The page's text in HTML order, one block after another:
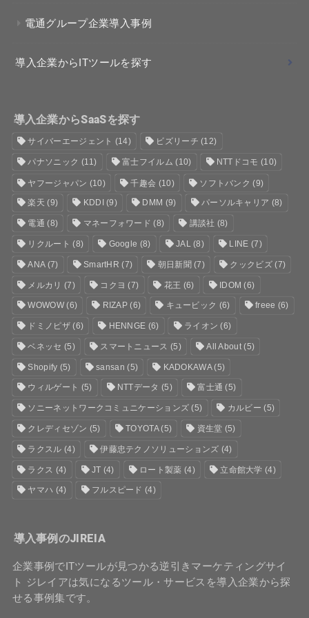
電通グループ企業導入事例
導入企業からITツールを探す
導入企業からSaaSを探す
サイバーエージェント (14) ビズリーチ (12)
パナソニック (11) 富士フイルム (10) NTTドコモ (10)
ヤフージャパン (10) 千趣会 (10) ソフトバンク (9)
楽天 (9) KDDI (9) DMM (9) パーソルキャリア (8)
電通 (8) マネーフォワード (8) 講談社 (8)
リクルート (8) Google (8) JAL(8) LINE (7)
ANA(7) SmartHR (7) 朝日新聞 (7) クックビズ(7)
メルカリ (7) コクヨ (7) 花王 (6) IDOM (6)
WOWOW(6) RIZAP (6) キュービック (6) freee (6)
ドミノピザ(6) HENNGE (6) ライオン (6)
ベネッセ (5) スマートニュース (5) All About(5)
Shopify (5) sansan (5) KADOKAWA(5)
ウィルゲート (5) NTTデータ (5) 富士通 (5)
ソニーネットワークコミュニケーションズ (5) カルビー (5)
クレディセゾン (5) TOYOTA(5) 資生堂 (5)
ラクスル (4) 伊藤忠テクノソリューションズ (4)
ラクス (4) JT (4) ロート製薬 (4) 立命館大学 (4)
ヤマハ (4) フルスピード (4)
導入事例のJIREIA
企業事例でITツールが見つかる逆引きマーケティングサイ
ト ジレイアは気になるツール・サービスを導入企業から探
せる事例集です。